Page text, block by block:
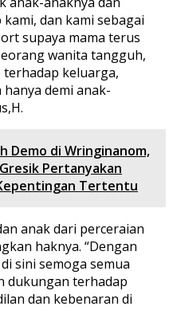
dan kami sebagai
supaya mama terus
wanita tangguh,
keluarga,
demi anak-
Demo di Wringinanom,
Pertanyakan
Tertentu
anak dari perceraian
haknya. “Dengan
sini semoga semua
dukungan terhadap
dan kebenaran di